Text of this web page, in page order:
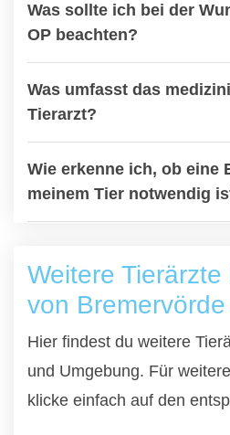
Was sollte ich bei der
OP beachten?
Was umfasst das
Tierarzt?
Wie erkenne ich, ob eine
meinem Tier notwendig
Weitere
von Bremervörde
Hier findest du weitere
und Umgebung. Für
klicke einfach auf den